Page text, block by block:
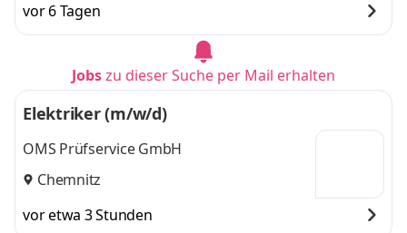
vor 6 Tagen
Jobszu dieser Suche per Mail erhalten
Elektriker (m/w/d)
OMS Prüfservice GmbH
Chemnitz
vor etwa 3 Stunden